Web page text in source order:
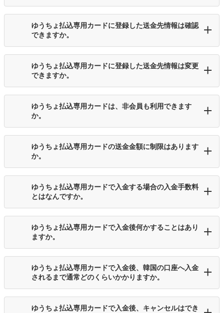
ゆうちょ払込専用カードに登録した送金先情報は確認
できますか。
ゆうちょ払込専用カードに登録した送金先情報は変更
できますか。
ゆうちょ払込専用カードは、非会員も利用できます
か。
ゆうちょ払込専用カードの送金金額に制限はあります
か。
ゆうちょ払込専用カードで入金する場合の入金手数料
とはなんですか。
ゆうちょ払込専用カードで入金後何かすることはあり
ますか。
ゆうちょ払込専用カードで入金後、韓国の口座へ入金
されるまで通常どのくらいかかりますか。
ゆうちょ払込専用カードで入金後、キャンセルはでき